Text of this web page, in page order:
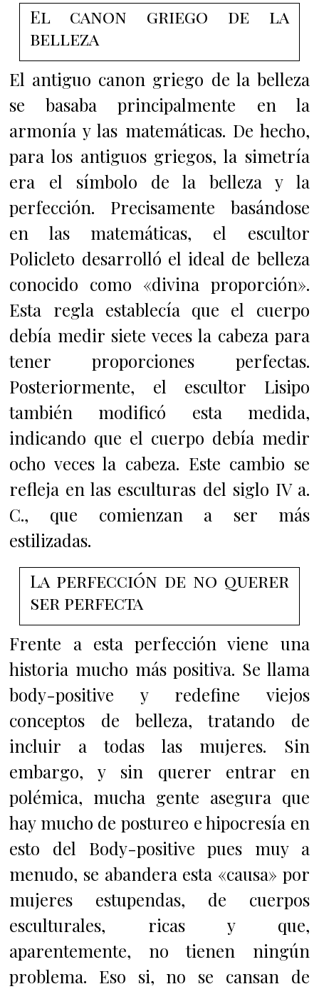
El canon griego de la
belleza
El antiguo canon griego de la belleza
se basaba principalmente en la
armonía y las matemáticas. De hecho,
para los antiguos griegos, la simetría
era el símbolo de la belleza y la
perfección. Precisamente basándose
en las matemáticas, el escultor
Policleto desarrolló el ideal de belleza
conocido como «divina proporción».
Esta regla establecía que el cuerpo
debía medir siete veces la cabeza para
tener proporciones perfectas.
Posteriormente, el escultor Lisipo
también modificó esta medida,
indicando que el cuerpo debía medir
ocho veces la cabeza. Este cambio se
refleja en las esculturas del siglo IV a.
C., que comienzan a ser más
estilizadas.
La perfección de no querer
ser perfecta
Frente a esta perfección viene una
historia mucho más positiva. Se llama
body-positive y redefine viejos
conceptos de belleza, tratando de
incluir a todas las mujeres. Sin
embargo, y sin querer entrar en
polémica, mucha gente asegura que
hay mucho de postureo e hipocresía en
esto del Body-positive pues muy a
menudo, se abandera esta «causa» por
mujeres estupendas, de cuerpos
esculturales, ricas y que,
aparentemente, no tienen ningún
problema. Eso si, no se cansan de